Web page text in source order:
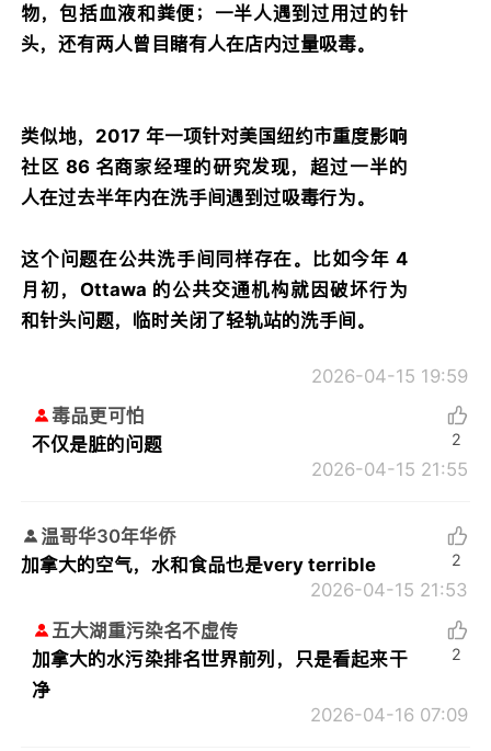
物，包括血液和粪便；一半人遇到过用过的针
头，还有两人曾目睹有人在店内过量吸毒。
类似地，2017 年一项针对美国纽约市重度影响
社区 86 名商家经理的研究发现，超过一半的
人在过去半年内在洗手间遇到过吸毒行为。
这个问题在公共洗手间同样存在。比如今年 4
月初，Ottawa 的公共交通机构就因破坏行为
和针头问题，临时关闭了轻轨站的洗手间。
2026-04-15 19:59
毒品更可怕
不仅是脏的问题
2026-04-15 21:55
2
温哥华30年华侨
加拿大的空气，水和食品也是very terrible
2026-04-15 21:53
2
五大湖重污染名不虚传
加拿大的水污染排名世界前列，只是看起来干
净
2026-04-16 07:09
2